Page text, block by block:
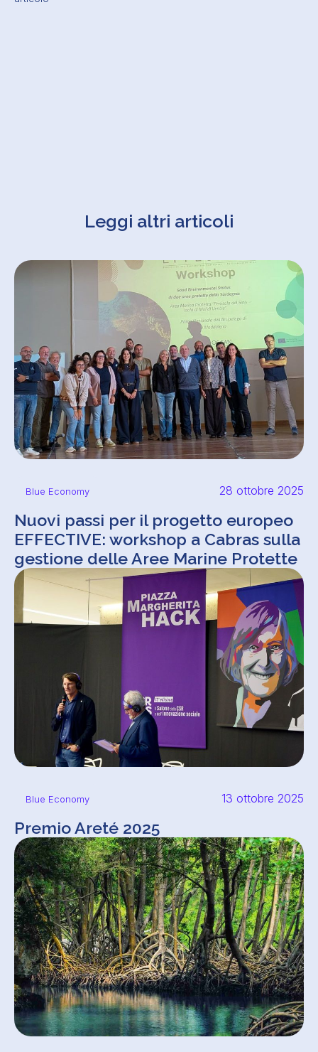
Leggi altri articoli
Blue Economy 28 ottobre 2025
Nuovi passi per il progetto europeo
EFFECTIVE: workshop a Cabras sulla
gestione delle Aree Marine Protette
Blue Economy 13 ottobre 2025
Premio Areté 2025